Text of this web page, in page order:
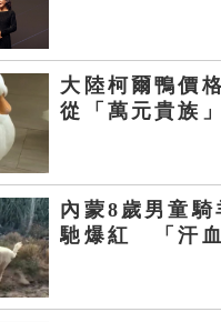
大陸柯爾鴨價
從「萬元貴族
內蒙8歲男童騎
馳爆紅 「汗